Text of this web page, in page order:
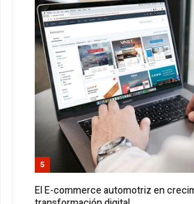
5
El E-commerce automotriz en